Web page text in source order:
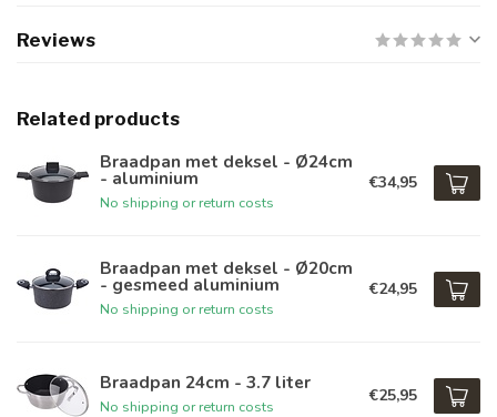
Reviews
Related products
Braadpan met deksel - Ø24cm
- aluminium
No shipping or return costs
€34,95
Braadpan met deksel - Ø20cm
- gesmeed aluminium
No shipping or return costs
€24,95
Braadpan 24cm - 3.7 liter
No shipping or return costs
€25,95